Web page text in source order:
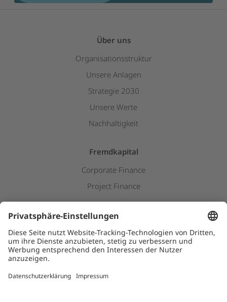
Über uns
Organisationsstruktur
Unsere Anlagen
Strategie 2030
Unsere Werte
Nachhaltigkeit
Fremdkapital
Corporate Finance
Project Finance
Newsroom
Pressemitteilungen
Downloads